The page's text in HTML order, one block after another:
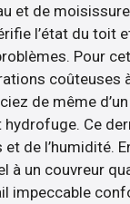
et de
l’état du toit
Pour
coûteuses
de même
hydrofuge. Ce
de l’humidité.
à un couvreur
impeccable